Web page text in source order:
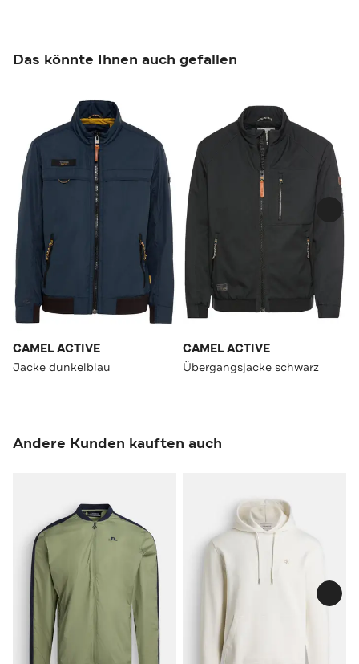
Das könnte Ihnen auch gefallen
CAMEL ACTIVE
Jacke dunkelblau
CAMEL ACTIVE
Übergangsjacke schwarz
Andere Kunden kauften auch